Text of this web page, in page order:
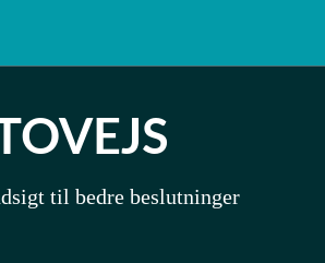
til bedre beslutninger